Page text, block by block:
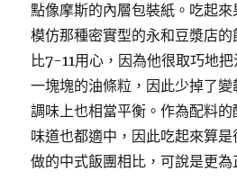
點像摩斯的內層包裝紙。吃起
模仿那種密實型的永和豆漿店
比7-11用心，因為他很取巧地
一塊塊的油條粒，因此少掉了變
調味上也相當平衡。作為配料
味道也都適中，因此吃起來算
做的中式飯團相比，可說是更為